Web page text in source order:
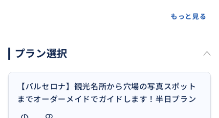
もっと見る
プラン選択
【バルセロナ】観光名所から穴場の写真スポット
までオーダーメイドでガイドします！半日プラン